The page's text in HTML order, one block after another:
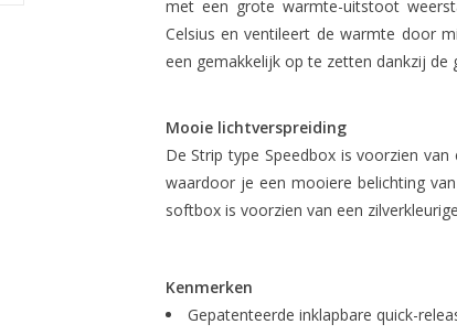
met een grote warmte-uitstoot
Celsius en ventileert de warmte door
een gemakkelijk op te zetten dankzij de
Mooie lichtverspreiding
De Strip type Speedbox is voorzien
waardoor je een mooiere belichting
softbox is voorzien van een
Kenmerken
Gepatenteerde inklapbare quick-